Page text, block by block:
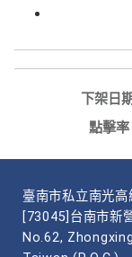
下架日
點擊率
臺南市私立南光高
[73045]台南市新
No.62,